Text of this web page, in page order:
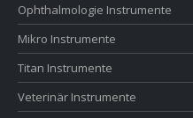
Ophthalmologie Instrumente
Mikro Instrumente
Titan Instrumente
Veterinär Instrumente